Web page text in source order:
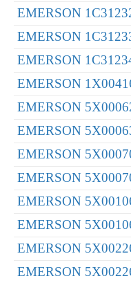
EMERSON
EMERSON
EMERSON
EMERSON
EMERSON
EMERSON
EMERSON
EMERSON
EMERSON
EMERSON
EMERSON
EMERSON